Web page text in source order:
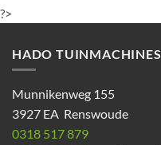
?>
HADO TUINMACHINES
Munnikenweg 155
3927 EA Renswoude
0318 517 879